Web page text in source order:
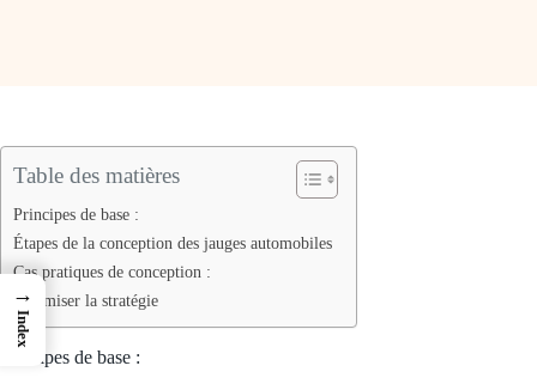
Table des matières
Principes de base :
Étapes de la conception des jauges automobiles
Cas pratiques de conception :
Optimiser la stratégie
Principes de base :
→
Index